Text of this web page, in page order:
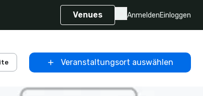
Venues AnmeldenEinloggen
Veranstaltungsort auswählen